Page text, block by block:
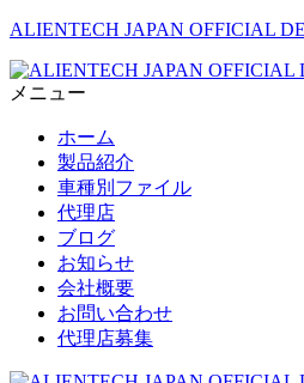
ALIENTECH JAPAN OFFICIAL
メニュー
ホーム
製品紹介
車種別ファイル
代理店
ブログ
お知らせ
会社概要
お問い合わせ
代理店募集